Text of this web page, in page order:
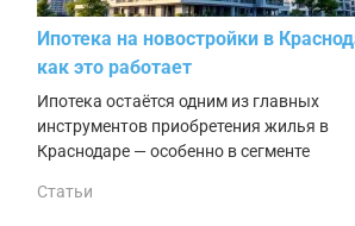
Ипотека на новостройки в
как это работает
Ипотека остаётся одним из главных
инструментов приобретения жилья в
Краснодаре — особенно в сегменте
Статьи